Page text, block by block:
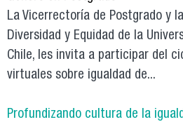
La Vicerrectoría de Postgrado y
Diversidad y Equidad de la
Chile, les invita a participar del
virtuales sobre igualdad de...
Profundizando cultura de la